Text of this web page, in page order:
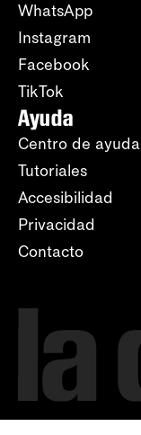
WhatsApp
Instagram
Facebook
TikTok
Ayuda
Centro de ayuda
Tutoriales
Accesibilidad
Privacidad
Contacto